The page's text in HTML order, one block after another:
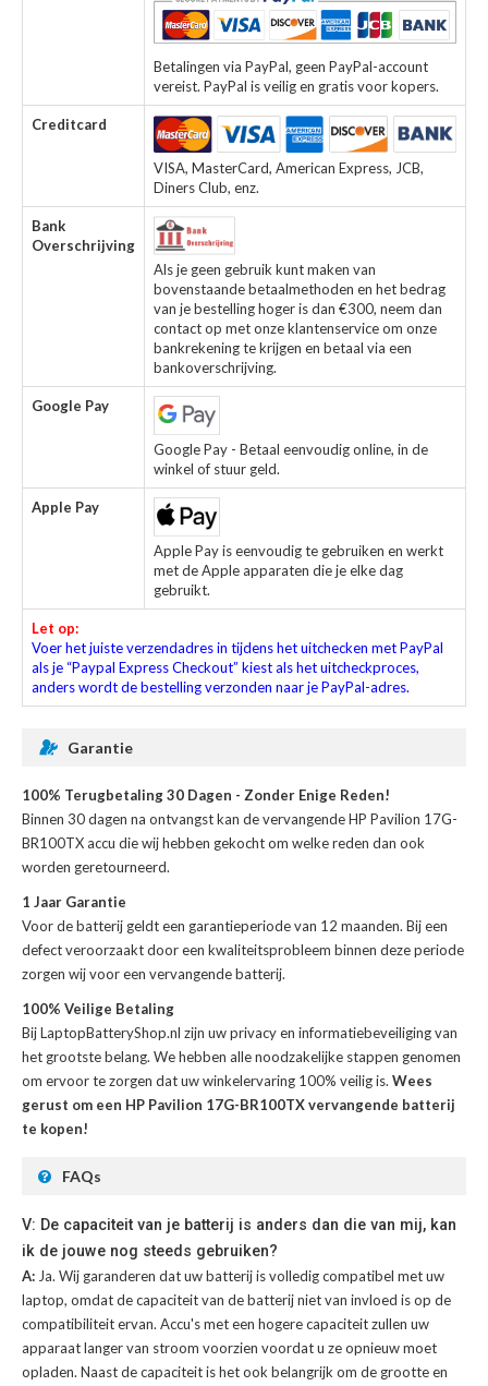
Betalingen via PayPal, geen PayPal-account
vereist. PayPal is veilig en gratis voor kopers.
Creditcard
VISA, MasterCard, American Express, JCB,
Diners Club, enz.
Bank
Overschrijving
Als je geen gebruik kunt maken van
bovenstaande betaalmethoden en het bedrag
van je bestelling hoger is dan €300, neem dan
contact op met onze klantenservice om onze
bankrekening te krijgen en betaal via een
bankoverschrijving.
Google Pay
Google Pay - Betaal eenvoudig online, in de
winkel of stuur geld.
Apple Pay
Apple Pay is eenvoudig te gebruiken en werkt
met de Apple apparaten die je elke dag
gebruikt.
Let op:
Voer het juiste verzendadres in tijdens het uitchecken met PayPal
als je “Paypal Express Checkout” kiest als het uitcheckproces,
anders wordt de bestelling verzonden naar je PayPal-adres.
Garantie
100% Terugbetaling 30 Dagen - Zonder Enige Reden!
Binnen 30 dagen na ontvangst kan devervangende HP Pavilion 17G-
BR100TX accu die wij hebben gekocht om welke reden dan ook
worden geretourneerd.
1 Jaar Garantie
Voor debatterij geldt een garantieperiode van 12 maanden. Bij een
defect veroorzaakt door een kwaliteitsprobleem binnen deze periode
zorgen wij voor een vervangende batterij.
100% Veilige Betaling
Bij LaptopBatteryShop.nl zijn uw privacy en informatiebeveiliging van
het grootste belang. We hebben alle noodzakelijke stappen genomen
om ervoor te zorgen dat uw winkelervaring 100% veilig is. Wees
gerust om een HP Pavilion 17G-BR100TX vervangende batterij
te kopen!
FAQs
V: De capaciteit van je batterij is anders dan die van mij, kan
ik de jouwe nog steeds gebruiken?
A: Ja. Wij garanderen dat uw batterij is volledig compatibel met uw
laptop, omdat de capaciteit van de batterij niet van invloed is op de
compatibiliteit ervan. Accu's met een hogere capaciteit zullen uw
apparaat langer van stroom voorzien voordat u ze opnieuw moet
opladen. Naast de capaciteit is het ook belangrijk om de grootte en